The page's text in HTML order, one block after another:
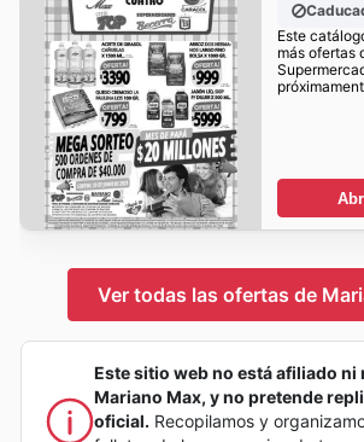
Este
más ofertas
Ver todas las ofertas de
Este sitio web no está afiliado
Mariano Max, y no pretende
oficial. Recopilamos y